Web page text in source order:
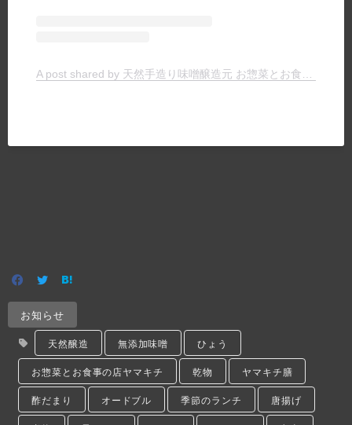
お知らせ
天然醸造 無添加味噌 ひょう
お惣菜とお食事の店ヤマキチ 乾物 ヤマキチ膳
酢だまり オードブル 季節のランチ 唐揚げ